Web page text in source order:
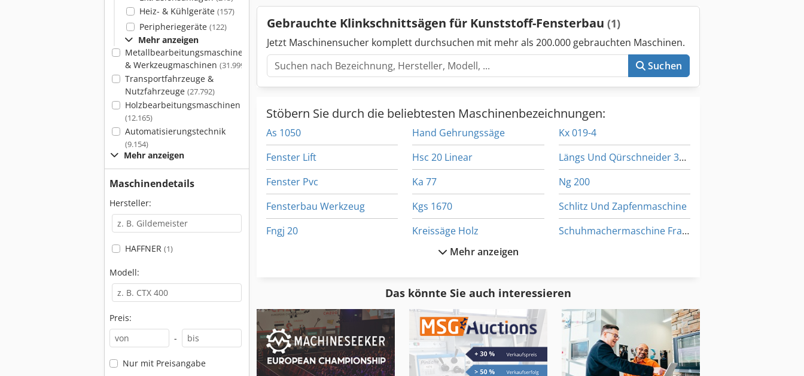
Heiz- & Kühlgeräte (157)
Peripheriegeräte (122)
Mehr anzeigen
Metallbearbeitungsmaschinen
& Werkzeugmaschinen (31.999)
Transportfahrzeuge &
Nutzfahrzeuge (27.792)
Holzbearbeitungsmaschinen
(12.165)
Automatisierungstechnik
(9.154)
Mehr anzeigen
Maschinendetails
Hersteller:
HAFFNER (1)
Modell:
Preis:
-
Nur mit Preisangabe
Gebrauchte Klinkschnittsägen für Kunststoff-Fensterbau (1)
Jetzt Maschinensucher komplett durchsuchen mit mehr als 200.000 gebrauchten Maschinen.
Suchen
Stöbern Sie durch die beliebtesten Maschinenbezeichnungen:
As 1050
Fenster Lift
Fenster Pvc
Fensterbau Werkzeug
Fngj 20
Glw 4
Hand Gehrungssäge
Hsc 20 Linear
Ka 77
Kgs 1670
Kreissäge Holz
Ks 205
Kunststoff Schredder
Kx 019-4
Längs Und Qürschneider 3022
Ng 200
Schlitz Und Zapfenmaschine
Schuhmachermaschine Fraes Und Schleifmaschine
Mehr anzeigen
Das könnte Sie auch interessieren